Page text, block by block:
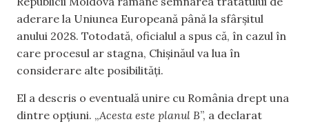
aderare la Uniunea Europeană până la sfârșitul
anului 2028. Totodată, oficialul a spus că, în cazul în
care procesul ar stagna, Chișinăul va lua în
considerare alte posibilități.
El a descris o eventuală unire cu România drept una
dintre opțiuni. „Acesta este planul B”, a declarat